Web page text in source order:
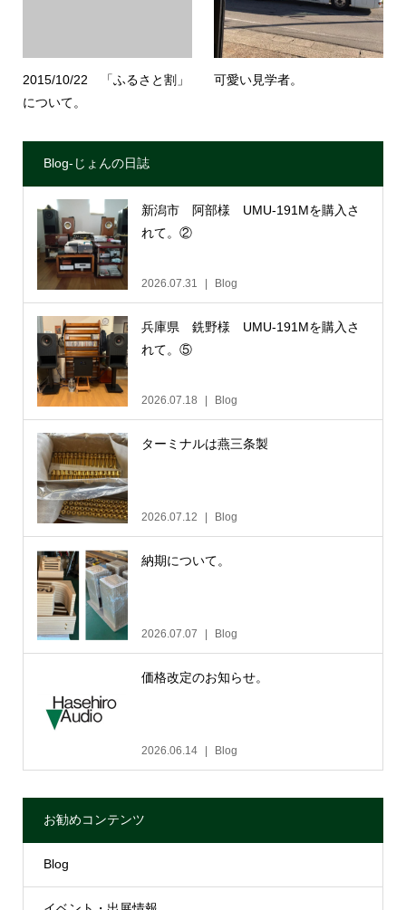
2015/10/22 「ふるさと割」
について。
可愛い見学者。
Blog-じょんの日誌
新潟市 阿部様 UMU-191Mを購入さ
れて。②
2026.07.31 Blog
兵庫県 銑野様 UMU-191Mを購入さ
れて。⑤
2026.07.18 Blog
ターミナルは燕三条製
2026.07.12 Blog
納期について。
2026.07.07 Blog
価格改定のお知らせ。
2026.06.14 Blog
お勧めコンテンツ
Blog